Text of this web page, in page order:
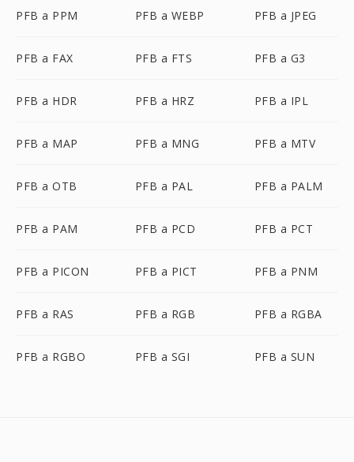
PFB a PPM PFB a WEBP PFB a JPEG
PFB a FAX PFB a FTS PFB a G3
PFB a HDR PFB a HRZ PFB a IPL
PFB a MAP PFB a MNG PFB a MTV
PFB a OTB PFB a PAL PFB a PALM
PFB a PAM PFB a PCD PFB a PCT
PFB a PICON PFB a PICT PFB a PNM
PFB a RAS PFB a RGB PFB a RGBA
PFB a RGBO PFB a SGI PFB a SUN